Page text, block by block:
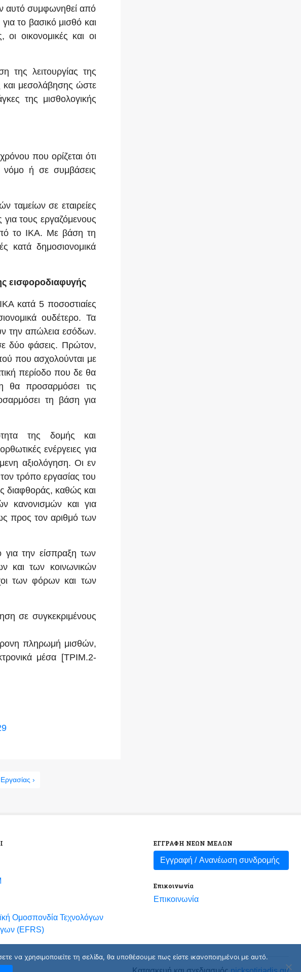
αυτό συμφωνηθεί από
το βασικό μισθό και
οι οικονομικές και οι
της λειτουργίας της
και μεσολάβησης ώστε
της μισθολογικής
που ορίζεται ότι
νόμο ή σε συμβάσεις
ταμείων σε εταιρείες
για τους εργαζόμενους
από το ΙΚΑ. Με βάση τη
κατά δημοσιονομικά
εισφοροδιαφυγής
κατά 5 ποσοστιαίες
ουδέτερο. Τα
την απώλεια εσόδων.
δύο φάσεις. Πρώτον,
που ασχολούνται με
περίοδο που δε θα
θα προσαρμόσει τις
τη βάση για
της δομής και
ενέργειες για
αξιολόγηση. Οι εν
τρόπο εργασίας του
διαφθοράς, καθώς και
κανονισμών και για
προς τον αριθμό των
την είσπραξη των
και των κοινωνικών
των φόρων και των
σε συγκεκριμένους
πληρωμή μισθών,
μέσα [ΤΡΙΜ.2-
›
Ομοσπονδία Τεχνολόγων
(EFRS)
ΕΓΓΡΑΦΗ ΝΕΩΝ ΜΕΛΩΝ
Εγγραφή / Ανανέωση συνδρομής
Επικοινωνία
Επικοινωνία
να χρησιμοποιείτε τη σελίδα, θα υποθέσουμε πως είστε ικανοποιημένοι με αυτό.